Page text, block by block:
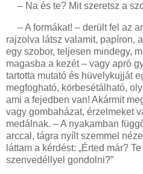
– Na és te? Mit szeretsz a
– A formákat! – derült fel az
rajzolva látsz valamit, papíron,
egy szobor, teljesen mindegy,
magasba a kezét – vagy apró
tartotta mutató és hüvelykujját
megfogható, körbesétálható,
ami a fejedben van! Akármit
vagy gombaházat, érzelmeket
medálnak. – A nyakamban
arccal, tágra nyílt szemmel
láttam a kérdést: „Érted már?
szenvedéllyel gondolni?”